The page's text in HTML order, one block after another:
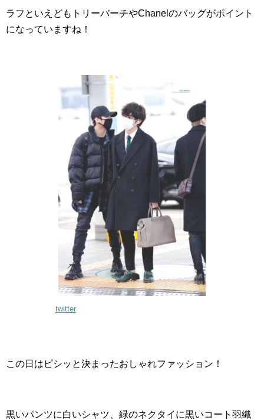
ラフといえどもトリーバーチやChanelのバッグがポイント
になっていますね！
twitter
この日はピシッと決まったおしゃれファッション！
黒いパンツに白いシャツ、緑のネクタイに黒いコート羽織